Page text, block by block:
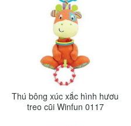
Thú bông xúc xắc hình hươu
treo cũi Winfun 0117